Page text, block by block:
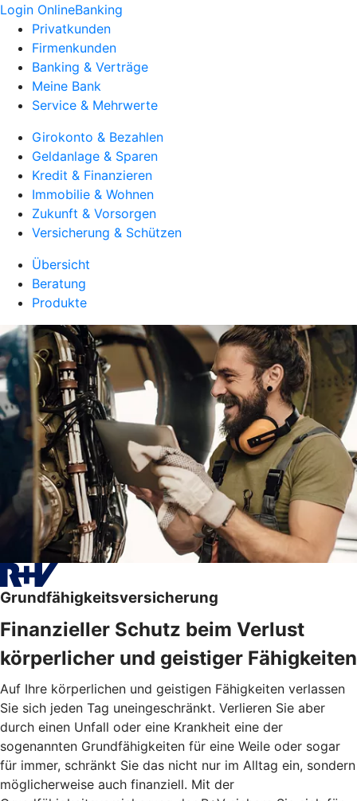
Login OnlineBanking
Privatkunden
Firmenkunden
Banking & Verträge
Meine Bank
Service & Mehrwerte
Girokonto & Bezahlen
Geldanlage & Sparen
Kredit & Finanzieren
Immobilie & Wohnen
Zukunft & Vorsorgen
Versicherung & Schützen
Übersicht
Beratung
Produkte
Grundfähigkeitsversicherung
Finanzieller Schutz beim Verlust
körperlicher und geistiger Fähigkeiten
Auf Ihre körperlichen und geistigen Fähigkeiten verlassen
Sie sich jeden Tag uneingeschränkt. Verlieren Sie aber
durch einen Unfall oder eine Krankheit eine der
sogenannten Grundfähigkeiten für eine Weile oder sogar
für immer, schränkt Sie das nicht nur im Alltag ein, sondern
möglicherweise auch finanziell. Mit der